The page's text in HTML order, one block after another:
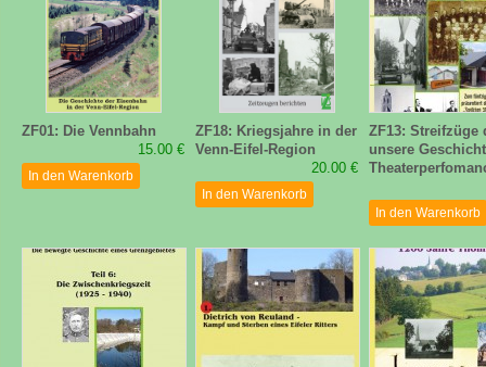
ZF01: Die Vennbahn
15.00 €
In den Warenkorb
ZF18: Kriegsjahre in der
Venn-Eifel-Region
20.00 €
In den Warenkorb
ZF13: Streifzüge
unsere
In den Warenkorb